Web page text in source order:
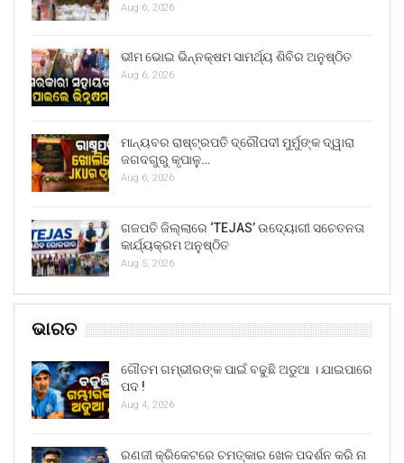
Aug 6, 2026
ଭୀମ ଭୋଇ ଭିନ୍ନକ୍ଷମ ସାମର୍ଥ୍ୟ ଶିବିର ଅନୁଷ୍ଠିତ
Aug 6, 2026
ମାନ୍ୟବର ରାଷ୍ଟ୍ରପତି ଦ୍ରୌପଦୀ ମୁର୍ମୁଙ୍କ ଦ୍ୱାରା
ଜଗଦଗୁରୁ କୃପାଳୁ…
Aug 6, 2026
ଗଜପତି ଜିଲ୍ଲାରେ ‘TEJAS’ ଉଦ୍ୟୋଗୀ ସଚେତନତା
କାର୍ଯ୍ୟକ୍ରମ ଅନୁଷ୍ଠିତ
Aug 5, 2026
ଭାରତ
ଗୌତମ ଗମ୍ଭୀରଙ୍କ ପାଇଁ ବଢୁଛି ଅଡୁଆ । ଯାଇପାରେ
ପଦ !
Aug 4, 2026
ରଣଜୀ କ୍ରିକେଟରେ ଚମତ୍କାର ଖେଳ ପଦର୍ଶନ କରି ନା